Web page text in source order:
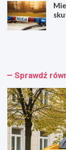
G
i
k
a
w
n
W
a
n
a
f
a
Sprawdź